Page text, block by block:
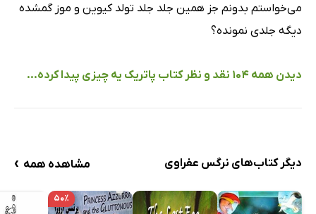
می‌خواستم بدونم جز همین جلد جلد تولد کیوین و موز گمشده
دیگه جلدی نمونده؟
دیدن همه 104 نقد و نظر کتاب پاتریک یه چیزی پیدا کرده...
دیگر کتاب‌های نرگس عفراوی مشاهده همه ›
۵۰٪